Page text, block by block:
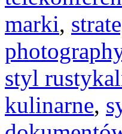
marki,
styl
kulinarne,